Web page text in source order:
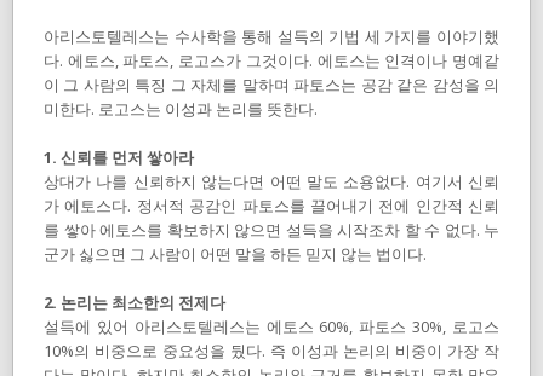
아리스토텔레스는 수사학을 통해 설득의 기법 세 가지를 이야기했
다. 에토스, 파토스, 로고스가 그것이다. 에토스는 인격이나 명예같
이 그 사람의 특징 그 자체를 말하며 파토스는 공감 같은 감성을 의
미한다. 로고스는 이성과 논리를 뜻한다.
1. 신뢰를 먼저 쌓아라
상대가 나를 신뢰하지 않는다면 어떤 말도 소용없다. 여기서 신뢰
가 에토스다. 정서적 공감인 파토스를 끌어내기 전에 인간적 신뢰
를 쌓아 에토스를 확보하지 않으면 설득을 시작조차 할 수 없다. 누
군가 싫으면 그 사람이 어떤 말을 하든 믿지 않는 법이다.
2. 논리는 최소한의 전제다
설득에 있어 아리스토텔레스는 에토스 60%, 파토스 30%, 로고스
10%의 비중으로 중요성을 뒀다. 즉 이성과 논리의 비중이 가장 작